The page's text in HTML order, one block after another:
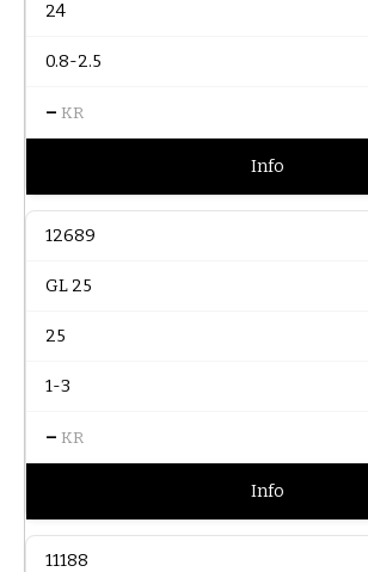
24
0.8-2.5
– KR
Info
12689
GL 25
25
1-3
– KR
Info
11188